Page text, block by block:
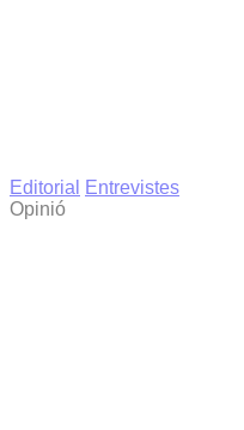
Editorial
Entrevistes
Opinió